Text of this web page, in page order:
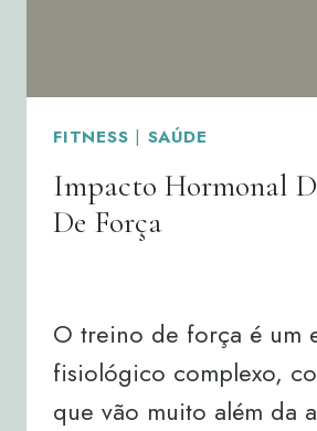
FITNESS | SAÚDE
Impacto Hormonal
De Força
O treino de força é um
fisiológico complexo,
que vão muito além da